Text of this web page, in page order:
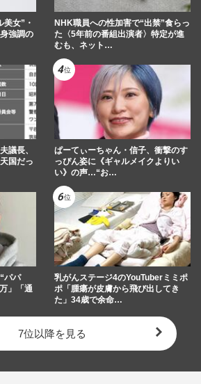
女”・
強調の
NHK職員への性加害で“出禁”食らっ
た〈5年前の番組出演者〉特定が進
むも、ネット…
議長、
国だっ
ぱーてぃーちゃん・信子、衝撃のす
っぴん姿に《ギャルメイクよりい
い》の声…“お…
パパ
」「通
乳がんステージ4のYouTuberミミポ
ポ「腫瘍が皮膚から飛び出してき
た」34歳で余命…
7位以降を見る